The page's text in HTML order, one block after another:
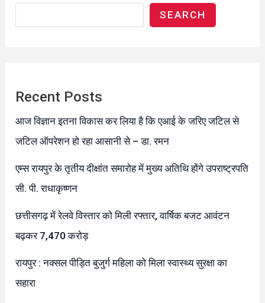
SEARCH
Recent Posts
आज विज्ञान इतना विकास कर लिया है कि एआई के जरिए जटिल से
जटिल ऑपरेशन हो रहा आसानी से – डा. रमन
एम्स रायपुर के तृतीय दीक्षांत समारोह में मुख्य अतिथि होंगे उपराष्ट्रपति
सी. पी. राधाकृष्णन
छत्तीसगढ़ में रेलवे विस्तार को मिली रफ्तार, वार्षिक बजट आवंटन
बढ़कर 7,470 करोड़
रायपुर : नक्सल पीड़ित बुजुर्ग महिला को मिला स्वास्थ्य सुरक्षा का
सहारा